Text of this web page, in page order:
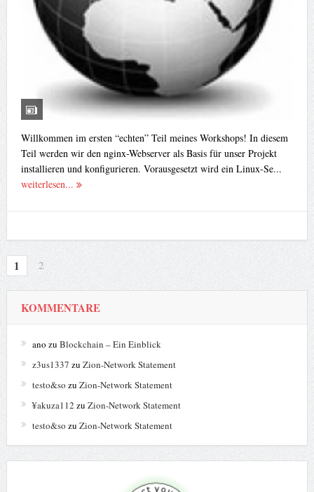
Willkommen im ersten “echten” Teil meines Workshops! In diesem
Teil werden wir den nginx-Webserver als Basis für unser Projekt
installieren und konfigurieren. Vorausgesetzt wird ein Linux-Se...
weiterlesen...
1 2
KOMMENTARE
ano zu Blockchain – Ein Einblick
z3us1337 zu Zion-Network Statement
testo&so zu Zion-Network Statement
¥akuza112 zu Zion-Network Statement
testo&so zu Zion-Network Statement